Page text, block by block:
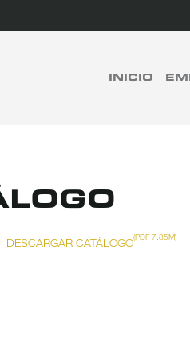
INICIO
DESCARGAR CATÁLOGO(PDF 7.85M)